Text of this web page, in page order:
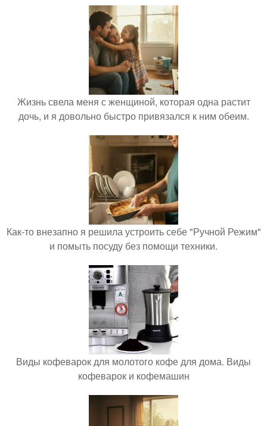
Жизнь свела меня с женщиной, которая одна растит
дочь, и я довольно быстро привязался к ним обеим.
Как-то внезапно я решила устроить себе "Ручной Режим"
и помыть посуду без помощи техники.
Виды кофеварок для молотого кофе для дома. Виды
кофеварок и кофемашин